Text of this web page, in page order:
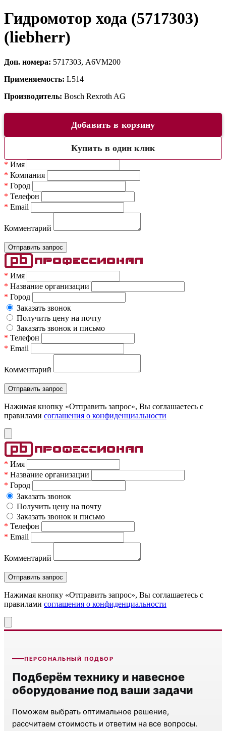
Гидромотор хода (5717303)
(liebherr)
Доп. номера: 5717303, A6VM200
Применяемость: L514
Производитель: Bosch Rexroth AG
Добавить в корзину
Купить в один клик
* Имя
* Компания
* Город
* Телефон
* Email
Комментарий
* Имя
* Название организации
* Город
Заказать звонок
Получить цену на почту
Заказать звонок и письмо
* Телефон
* Email
Комментарий
Нажимая кнопку «Отправить запрос», Вы соглашаетесь c
правилами соглашения о конфиденциальности
* Имя
* Название организации
* Город
Заказать звонок
Получить цену на почту
Заказать звонок и письмо
* Телефон
* Email
Комментарий
Нажимая кнопку «Отправить запрос», Вы соглашаетесь c
правилами соглашения о конфиденциальности
ПЕРСОНАЛЬНЫЙ ПОДБОР
Подберём технику и навесное
оборудование под ваши задачи
Поможем выбрать оптимальное решение,
рассчитаем стоимость и ответим на все вопросы.